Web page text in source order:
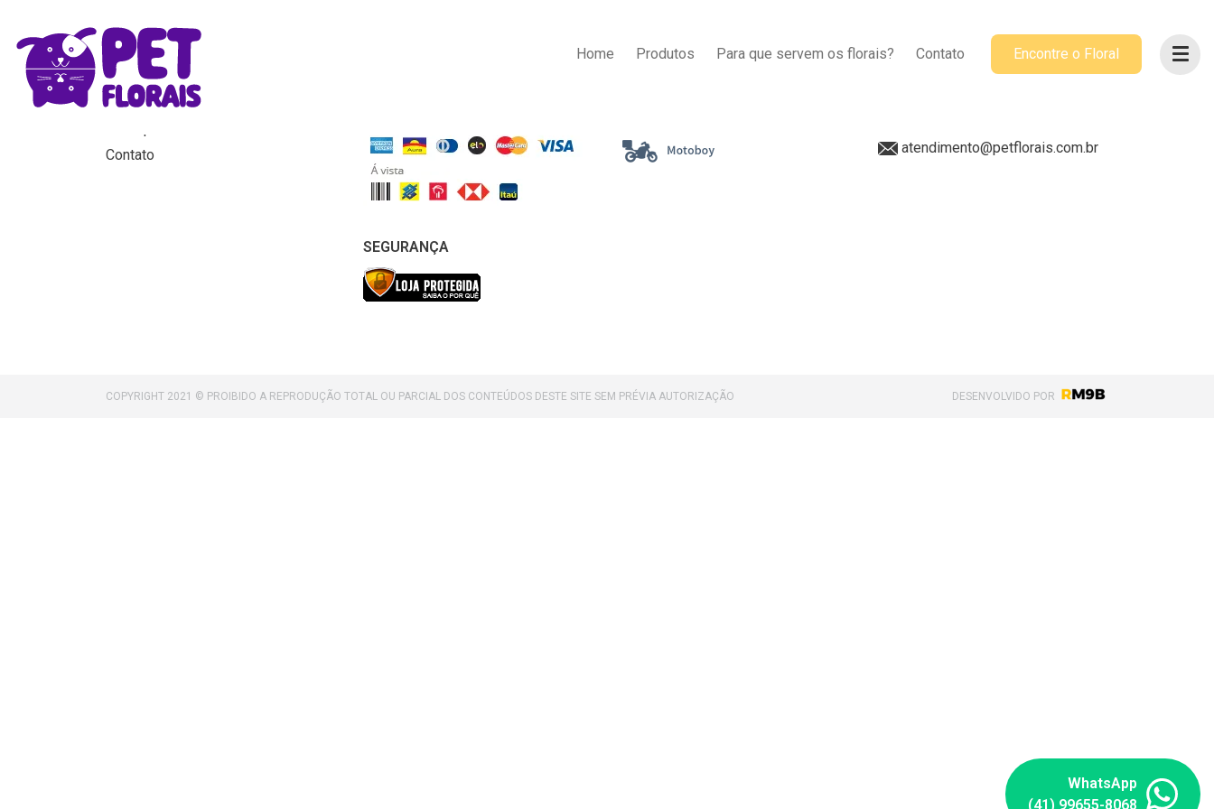
Home Produtos Para que servem os florais? Contato Encontre o Floral
MENU
Home
Produtos
Contato
SEGURANÇA
ENTREGA
ACOMPANHE-NOS
@petflorais
atendimento@petflorais.com.br
COPYRIGHT 2021 © PROIBIDO A REPRODUÇÃO TOTAL OU PARCIAL DOS CONTEÚDOS DESTE SITE SEM PRÉVIA AUTORIZAÇÃO DESENVOLVIDO POR
WhatsApp
(41) 99655-8068